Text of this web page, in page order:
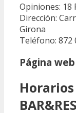
Opiniones: 18
Dirección:
Girona
Teléfono: 872
Página web
Horarios